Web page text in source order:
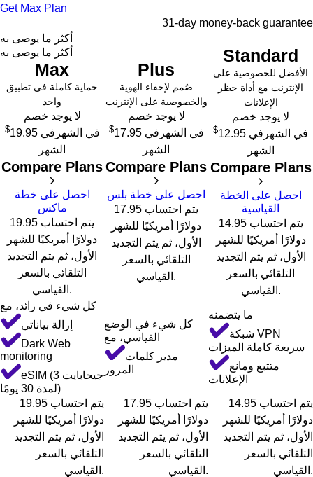
Get Max Plan
31-day money-back guarantee
أكثر ما يوصى به
أكثر ما يوصى به
Max
حماية كاملة في تطبيق
واحد
لا يوجد خصم
$19.95 في الشهر في
الشهر
Compare Plans
احصل على خطة
ماكس
يتم احتساب 19.95
دولارًا أمريكيًا للشهر
الأول، ثم يتم التجديد
التلقائي بالسعر
القياسي.
Plus
صُمم لإخفاء الهوية
والخصوصية على الإنترنت
لا يوجد خصم
$17.95 في الشهر في
الشهر
Compare Plans
احصل على خطة بلس
يتم احتساب 17.95
دولارًا أمريكيًا للشهر
الأول، ثم يتم التجديد
التلقائي بالسعر
القياسي.
Standard
الأفضل للخصوصية على
الإنترنت مع أداة حظر
الإعلانات
لا يوجد خصم
$12.95 في الشهر في
الشهر
Compare Plans
احصل على الخطة
القياسية
يتم احتساب 14.95
دولارًا أمريكيًا للشهر
الأول، ثم يتم التجديد
التلقائي بالسعر
القياسي.
كل شيء في زائد، مع
إزالة بياناتي
Dark Web
monitoring
eSIM (3 جيجابايت
لمدة 30 يومًا)
كل شيء في الوضع
القياسي، مع
مدير كلمات
المرور
ما يتضمنه
شبكة VPN
سريعة كاملة الميزات
متتبع ومانع
الإعلانات
يتم احتساب 19.95
دولارًا أمريكيًا للشهر
الأول، ثم يتم التجديد
التلقائي بالسعر
القياسي.
يتم احتساب 17.95
دولارًا أمريكيًا للشهر
الأول، ثم يتم التجديد
التلقائي بالسعر
القياسي.
يتم احتساب 14.95
دولارًا أمريكيًا للشهر
الأول، ثم يتم التجديد
التلقائي بالسعر
القياسي.